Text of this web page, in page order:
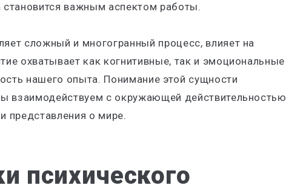
становится важным аспектом работы.
сложный и многогранный процесс, влияет на
охватывает как когнитивные, так и эмоциональные
нашего опыта. Понимание этой сущности
взаимодействуем с окружающей действительностью
представления о мире.
психического